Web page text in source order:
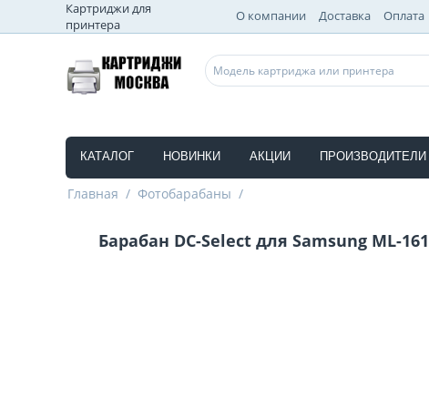
Картриджи для
принтера
О компании Доставка Оплата
КАТАЛОГ НОВИНКИ АКЦИИ ПРОИЗВОДИТЕЛИ
Главная / Фотобарабаны /
Барабан DC-Select для Samsung ML-